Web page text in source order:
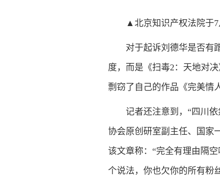
▲北京知识产权法院于7
对于起诉刘德华是否有蹭
度，而是《扫毒2：天地对
剽窃了自己的作品《完美情
记者还注意到，“四川依
协会原创研室副主任、国家
该文章称：“完全有理由隔
个说法，你也欠你的所有粉